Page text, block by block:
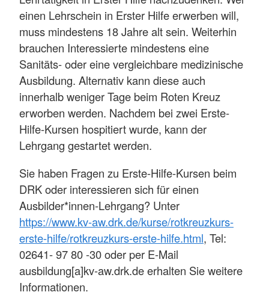
einen Lehrschein in Erster Hilfe erwerben will,
muss mindestens 18 Jahre alt sein. Weiterhin
brauchen Interessierte mindestens eine
Sanitäts- oder eine vergleichbare medizinische
Ausbildung. Alternativ kann diese auch
innerhalb weniger Tage beim Roten Kreuz
erworben werden. Nachdem bei zwei Erste-
Hilfe-Kursen hospitiert wurde, kann der
Lehrgang gestartet werden.
Sie haben Fragen zu Erste-Hilfe-Kursen beim
DRK oder interessieren sich für einen
Ausbilder*innen-Lehrgang? Unter
https://www.kv-aw.drk.de/kurse/rotkreuzkurs-
erste-hilfe/rotkreuzkurs-erste-hilfe.html, Tel:
02641- 97 80 -30 oder per E-Mail
ausbildung[a]kv-aw.drk.de erhalten Sie weitere
Informationen.